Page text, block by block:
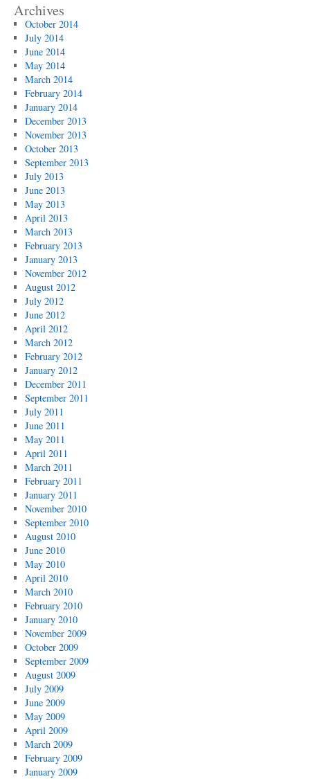
Archives
October 2014
July 2014
June 2014
May 2014
March 2014
February 2014
January 2014
December 2013
November 2013
October 2013
September 2013
July 2013
June 2013
May 2013
April 2013
March 2013
February 2013
January 2013
November 2012
August 2012
July 2012
June 2012
April 2012
March 2012
February 2012
January 2012
December 2011
September 2011
July 2011
June 2011
May 2011
April 2011
March 2011
February 2011
January 2011
November 2010
September 2010
August 2010
June 2010
May 2010
April 2010
March 2010
February 2010
January 2010
November 2009
October 2009
September 2009
August 2009
July 2009
June 2009
May 2009
April 2009
March 2009
February 2009
January 2009